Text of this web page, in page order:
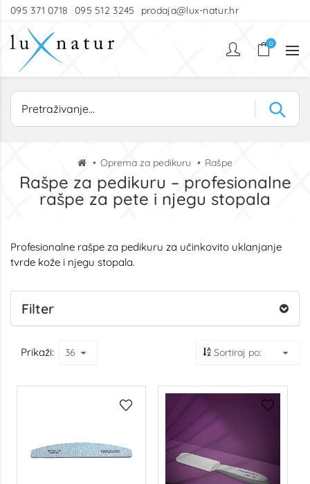
095 371 0718 095 512 3245 prodaja@lux-natur.hr
0
Oprema za pedikuru Rašpe
Rašpe za pedikuru – profesionalne
rašpe za pete i njegu stopala
Profesionalne rašpe za pedikuru za učinkovito uklanjanje
tvrde kože i njegu stopala.
Filter
Prikaži: